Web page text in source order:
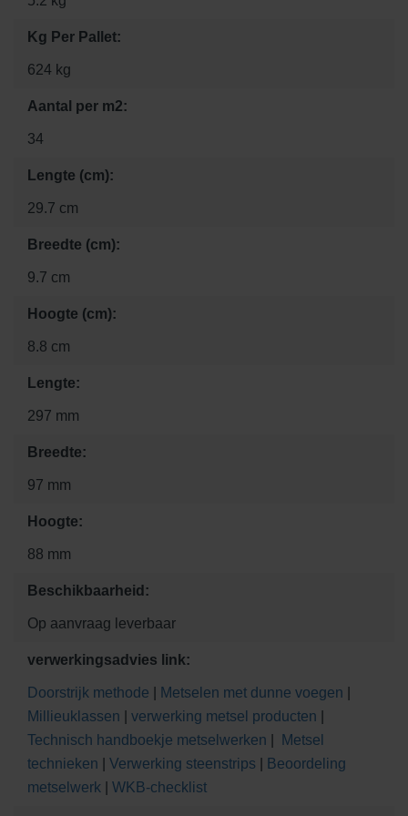
Kg Per Pallet:
624 kg
Aantal per m2:
34
Lengte (cm):
29.7 cm
Breedte (cm):
9.7 cm
Hoogte (cm):
8.8 cm
Lengte:
297 mm
Breedte:
97 mm
Hoogte:
88 mm
Beschikbaarheid:
Op aanvraag leverbaar
verwerkingsadvies link:
Doorstrijk methode Metselen met dunne voegen
Millieuklassen
verwerking metsel producten
Technisch handboekje metselwerken
Metsel
technieken
Verwerking steenstrips
Beoordeling
metselwerk
WKB-checklist